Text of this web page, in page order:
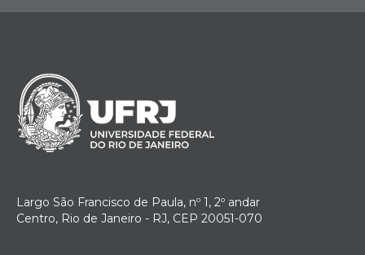
Largo São Francisco de Paula, nº 1, 2º andar
Centro, Rio de Janeiro - RJ, CEP 20051-070